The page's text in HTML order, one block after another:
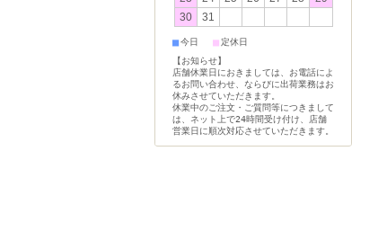
30
31
■今日 ■定休日
【お知らせ】
店舗休業日におきましては、お電話によ
るお問い合わせ、ならびに出荷業務はお
休みさせていただきます。
休業中のご注文・ご質問等につきまして
は、ネット上で24時間受け付け、店舗
営業日に順次対応させていただきます。